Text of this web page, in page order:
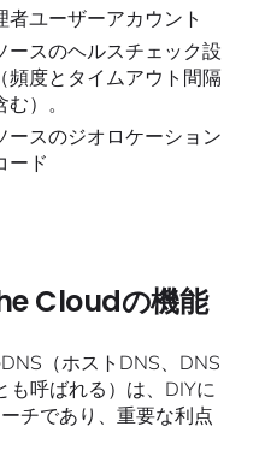
者ユーザーアカウント
ースのヘルスチェック設
頻度とタイムアウト間隔
む）。
ースのジオロケーション
ード
Cloudの機能
（ホストDNS、DNS
も呼ばれる）は、DIYに
チであり、重要な利点